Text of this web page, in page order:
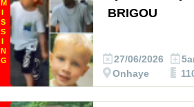
M
I
S
S
I
N
G
BRIGOU
27/06/2026
Onhaye